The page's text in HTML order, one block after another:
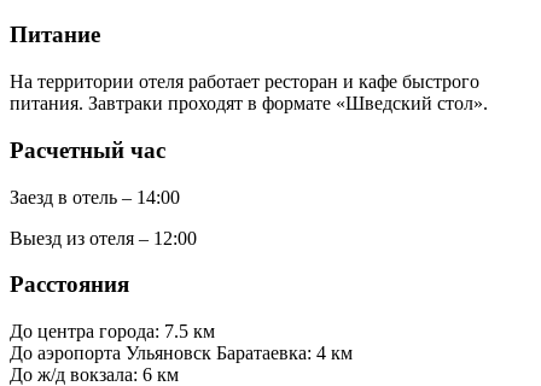
Питание
На территории отеля работает ресторан и кафе быстрого
питания. Завтраки проходят в формате «Шведский стол».
Расчетный час
Заезд в отель – 14:00
Выезд из отеля – 12:00
Расстояния
До центра города: 7.5 км
До аэропорта Ульяновск Баратаевка: 4 км
До ж/д вокзала: 6 км